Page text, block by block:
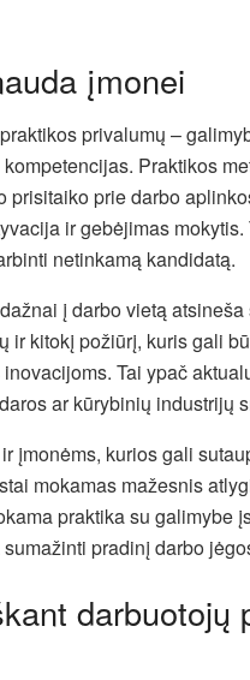
įmonei
privalumų –
Praktikos
prisitaiko prie darbo
ir gebėjimas
netinkamą kandidatą.
į darbo vietą atsineša
ir kitokį požiūrį, kuris gali
Tai ypač
ar kūrybinių industrijų
įmonėms, kurios gali
mokamas mažesnis
praktika su galimybe
pradinį darbo
darbuotojų